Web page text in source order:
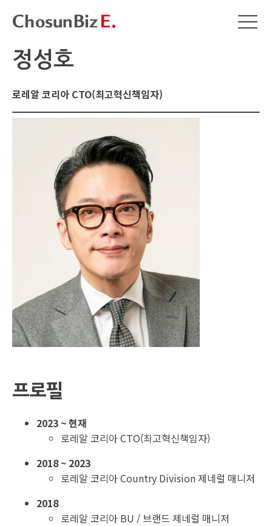
정성호
로레알 코리아 CTO(최고혁신책임자)
프로필
2023 ~ 현재
로레알 코리아 CTO(최고혁신책임자)
2018 ~ 2023
로레알 코리아 Country Division 제네럴 매니저
2018
로레알 코리아 BU / 브랜드 제네럴 매니저